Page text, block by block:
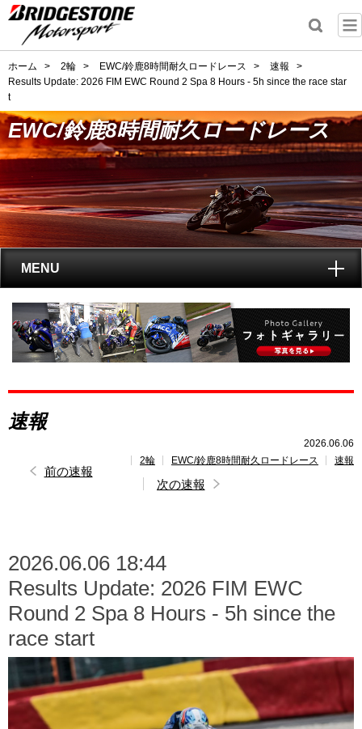
ホーム > 2輪 > EWC/鈴鹿8時間耐久ロードレース > 速報
>
Results Update: 2026 FIM EWC Round 2 Spa 8 Hours - 5h since the race star
t
EWC/鈴鹿8時間耐久ロードレース
MENU
トップ
EWC(鈴鹿8耐)とは?
レポート
速報
レース開催スケジュール
速報
2026.06.06
2輪
EWC/鈴鹿8時間耐久ロードレース 速報
前の速報
次の速報
2026.06.06 18:44
Results Update: 2026 FIM EWC
Round 2 Spa 8 Hours - 5h since the
race start